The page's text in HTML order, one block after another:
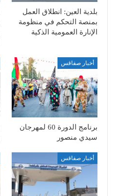
بلدية العين: انطلاق العمل
بمنصة التحكم في منظومة
الإنارة العمومية الذكية
أخبار صفاقس
برنامج الدورة 60 لمهرجان
سيدي منصور
أخبار صفاقس